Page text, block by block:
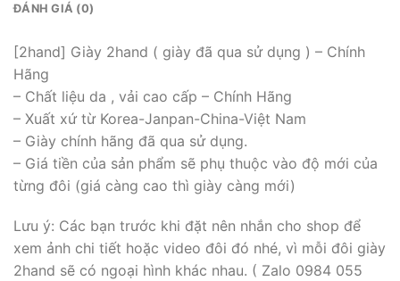
ĐÁNH GIÁ (0)
[2hand] Giày 2hand ( giày đã qua sử dụng ) – Chính
Hãng
– Chất liệu da , vải cao cấp – Chính Hãng
– Xuất xứ từ Korea-Janpan-China-Việt Nam
– Giày chính hãng đã qua sử dụng.
– Giá tiền của sản phẩm sẽ phụ thuộc vào độ mới của
từng đôi (giá càng cao thì giày càng mới)
Lưu ý: Các bạn trước khi đặt nên nhắn cho shop để
xem ảnh chi tiết hoặc video đôi đó nhé, vì mỗi đôi giày
2hand sẽ có ngoại hình khác nhau. ( Zalo 0984 055